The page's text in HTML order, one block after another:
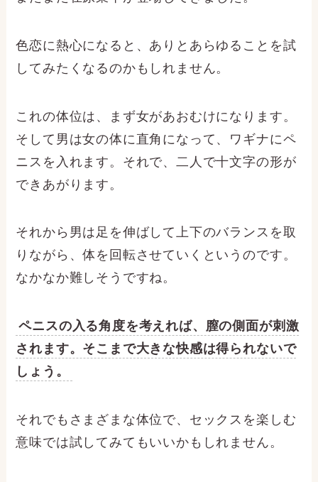
色恋に熱心になると、ありとあらゆることを試
してみたくなるのかもしれません。
これの体位は、まず女があおむけになります。
そして男は女の体に直角になって、ワギナにペ
ニスを入れます。それで、二人で十文字の形が
できあがります。
それから男は足を伸ばして上下のバランスを取
りながら、体を回転させていくというのです。
なかなか難しそうですね。
ペニスの入る角度を考えれば、膣の側面が刺激
されます。そこまで大きな快感は得られないで
しょう。
それでもさまざまな体位で、セックスを楽しむ
意味では試してみてもいいかもしれません。